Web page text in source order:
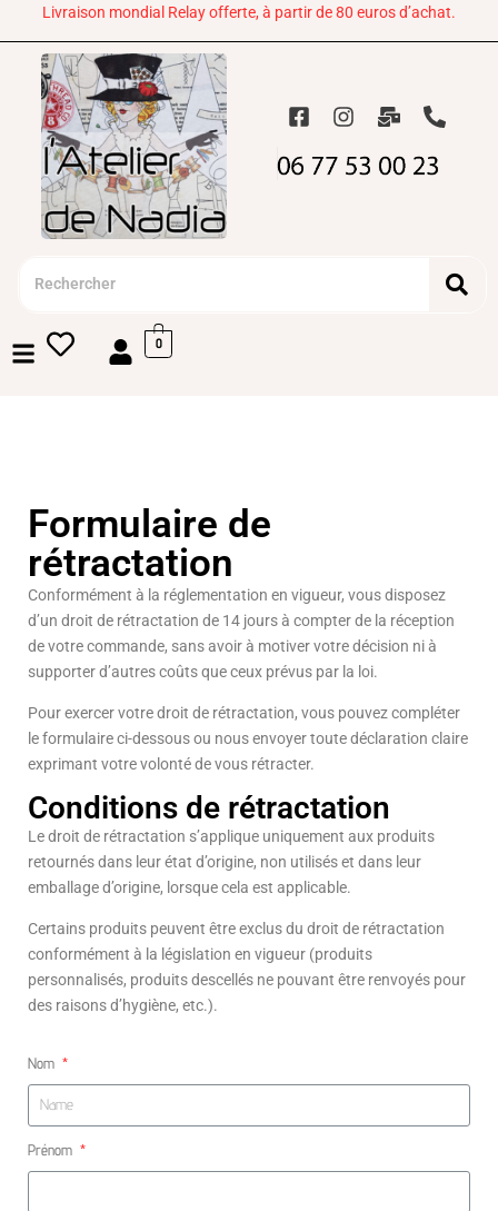
Livraison mondial Relay offerte, à partir de 80 euros d’achat.
0
Formulaire de
rétractation
Conformément à la réglementation en vigueur, vous disposez
d’un droit de rétractation de 14 jours à compter de la réception
de votre commande, sans avoir à motiver votre décision ni à
supporter d’autres coûts que ceux prévus par la loi.
Pour exercer votre droit de rétractation, vous pouvez compléter
le formulaire ci-dessous ou nous envoyer toute déclaration claire
exprimant votre volonté de vous rétracter.
Conditions de rétractation
Le droit de rétractation s’applique uniquement aux produits
retournés dans leur état d’origine, non utilisés et dans leur
emballage d’origine, lorsque cela est applicable.
Certains produits peuvent être exclus du droit de rétractation
conformément à la législation en vigueur (produits
personnalisés, produits descellés ne pouvant être renvoyés pour
des raisons d’hygiène, etc.).
Nom
Prénom